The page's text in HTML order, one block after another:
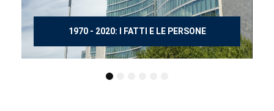
150 ANNI DOPO MANZONI